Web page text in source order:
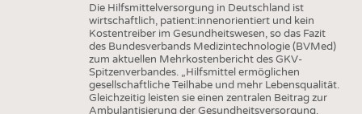
Die Hilfsmittelversorgung in Deutschland ist
wirtschaftlich, patient:innenorientiert und kein
Kostentreiber im Gesundheitswesen, so das Fazit
des Bundesverbands Medizintechnologie (BVMed)
zum aktuellen Mehrkostenbericht des GKV-
Spitzenverbandes. „Hilfsmittel ermöglichen
gesellschaftliche Teilhabe und mehr Lebensqualität.
Gleichzeitig leisten sie einen zentralen Beitrag zur
Ambulantisierung der Gesundheitsversorgung.